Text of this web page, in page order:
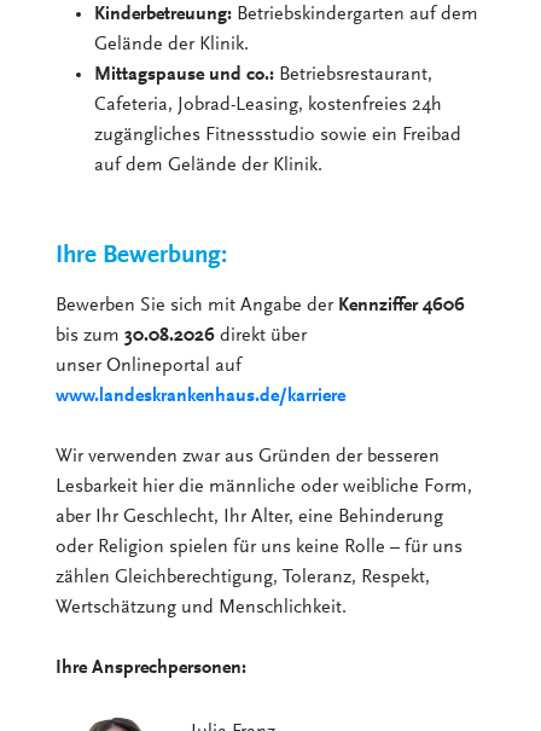
Kinderbetreuung: Betriebskindergarten auf dem
Gelände der Klinik.
Mittagspause und co.: Betriebsrestaurant,
Cafeteria, Jobrad-Leasing, kostenfreies 24h
zugängliches Fitnessstudio sowie ein Freibad
auf dem Gelände der Klinik.
Ihre Bewerbung:
Bewerben Sie sich mit Angabe der Kennziffer 4606
bis zum30.08.2026direkt über
unser Onlineportal auf
www.landeskrankenhaus.de/karriere
Wir verwenden zwar aus Gründen der besseren
Lesbarkeit hier die männliche oder weibliche Form,
aber Ihr Geschlecht, Ihr Alter, eine Behinderung
oder Religion spielen für uns keine Rolle – für uns
zählen Gleichberechtigung, Toleranz, Respekt,
Wertschätzung und Menschlichkeit.
Ihre Ansprechpersonen: